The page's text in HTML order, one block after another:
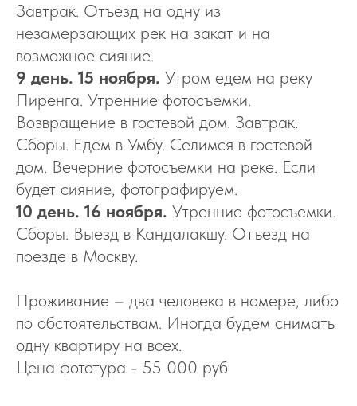
Завтрак. Отъезд на одну из
незамерзающих рек на закат и на
возможное сияние.
9 день. 15 ноября. Утром едем на реку
Пиренга. Утренние фотосъемки.
Возвращение в гостевой дом. Завтрак.
Сборы. Едем в Умбу. Селимся в гостевой
дом. Вечерние фотосъемки на реке. Если
будет сияние, фотографируем.
10 день. 16 ноября. Утренние фотосъемки.
Сборы. Выезд в Кандалакшу. Отъезд на
поезде в Москву.
Проживание – два человека в номере, либо
по обстоятельствам. Иногда будем снимать
одну квартиру на всех.
Цена фототура - 55 000 руб.